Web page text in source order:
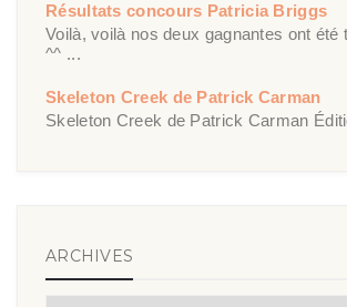
Résultats concours Patricia Briggs
Voilà, voilà nos deux gagnantes ont été
^^ ...
Skeleton Creek de Patrick Carman
Skeleton Creek de Patrick Carman
ARCHIVES